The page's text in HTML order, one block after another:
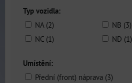
Typ vozidla:
NA (2)
NB (3)
NC (1)
ND (1)
Umístění:
Přední (front) náprava (3)